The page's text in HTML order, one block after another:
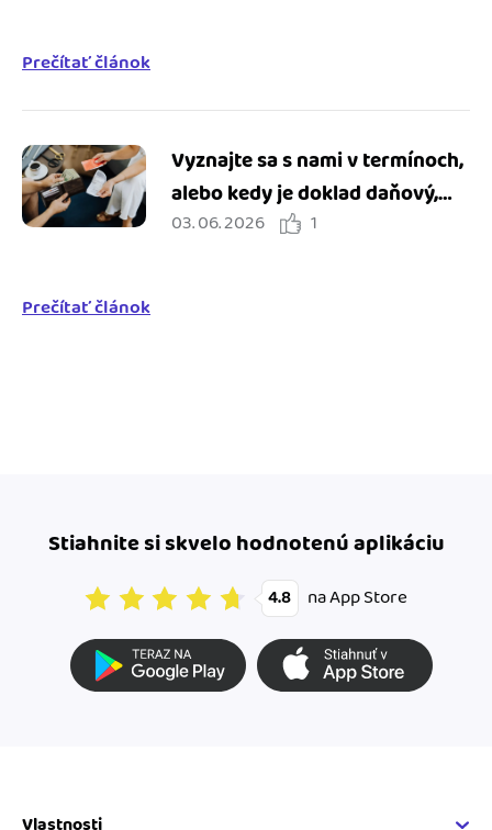
Prečítať článok
Vyznajte sa s nami v termínoch,
alebo kedy je doklad daňový,
ako sa líši od dokladu o kúpe a
03. 06. 2026 1
Prečítať článok
Stiahnite si skvelo hodnotenú aplikáciu
4.8 na App Store